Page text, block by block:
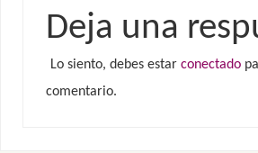
Deja una
Lo siento, debes estar conectado
comentario.